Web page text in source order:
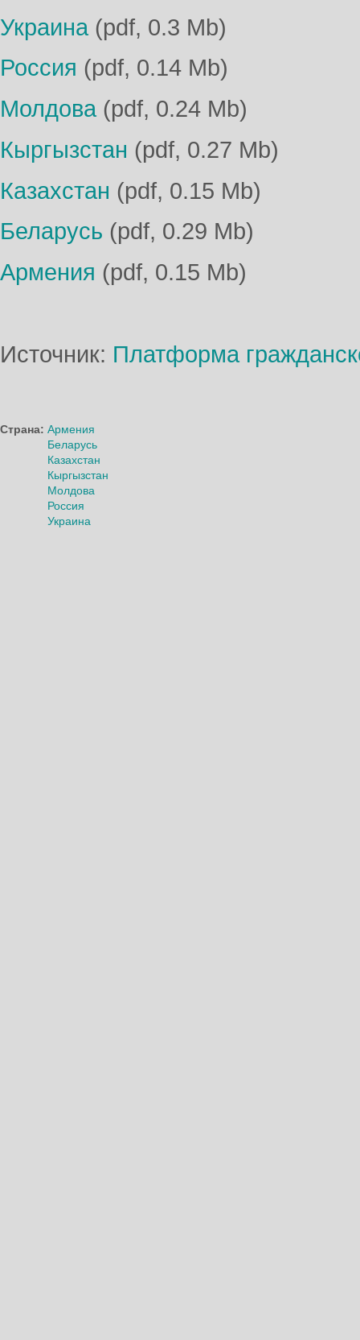
Украина (pdf, 0.3 Mb)
Россия (pdf, 0.14 Mb)
Молдова (pdf, 0.24 Mb)
Кыргызстан (pdf, 0.27 Mb)
Казахстан (pdf, 0.15 Mb)
Беларусь (pdf, 0.29 Mb)
Армения (pdf, 0.15 Mb)
Источник: Платформа
Страна: Армения
Беларусь
Казахстан
Кыргызстан
Молдова
Россия
Украина